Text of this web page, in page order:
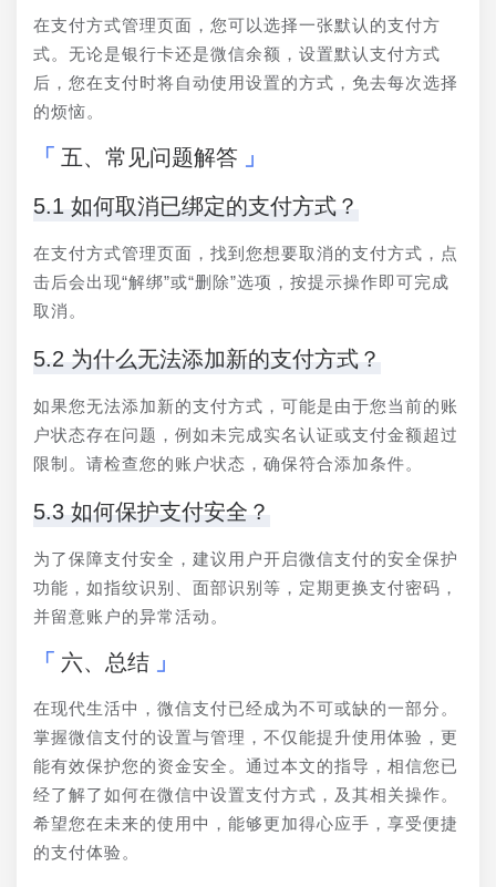
在支付方式管理页面，您可以选择一张默认的支付方
式。无论是银行卡还是微信余额，设置默认支付方式
后，您在支付时将自动使用设置的方式，免去每次选择
的烦恼。
五、常见问题解答
5.1 如何取消已绑定的支付方式？
在支付方式管理页面，找到您想要取消的支付方式，点
击后会出现“解绑”或“删除”选项，按提示操作即可完成
取消。
5.2 为什么无法添加新的支付方式？
如果您无法添加新的支付方式，可能是由于您当前的账
户状态存在问题，例如未完成实名认证或支付金额超过
限制。请检查您的账户状态，确保符合添加条件。
5.3 如何保护支付安全？
为了保障支付安全，建议用户开启微信支付的安全保护
功能，如指纹识别、面部识别等，定期更换支付密码，
并留意账户的异常活动。
六、总结
在现代生活中，微信支付已经成为不可或缺的一部分。
掌握微信支付的设置与管理，不仅能提升使用体验，更
能有效保护您的资金安全。通过本文的指导，相信您已
经了解了如何在微信中设置支付方式，及其相关操作。
希望您在未来的使用中，能够更加得心应手，享受便捷
的支付体验。